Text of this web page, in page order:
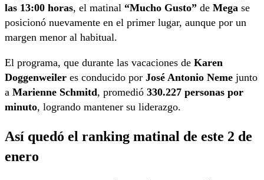
las 13:00 horas, el matinal “Mucho Gusto” de Mega se
posicionó nuevamente en el primer lugar, aunque por un
margen menor al habitual.
El programa, que durante las vacaciones de Karen
Doggenweiler es conducido por José Antonio Neme junto
a Marienne Schmitd, promedió 330.227 personas por
minuto, logrando mantener su liderazgo.
Así quedó el ranking matinal de este 2 de
enero